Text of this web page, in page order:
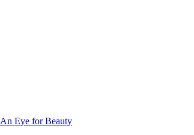
An Eye for Beauty